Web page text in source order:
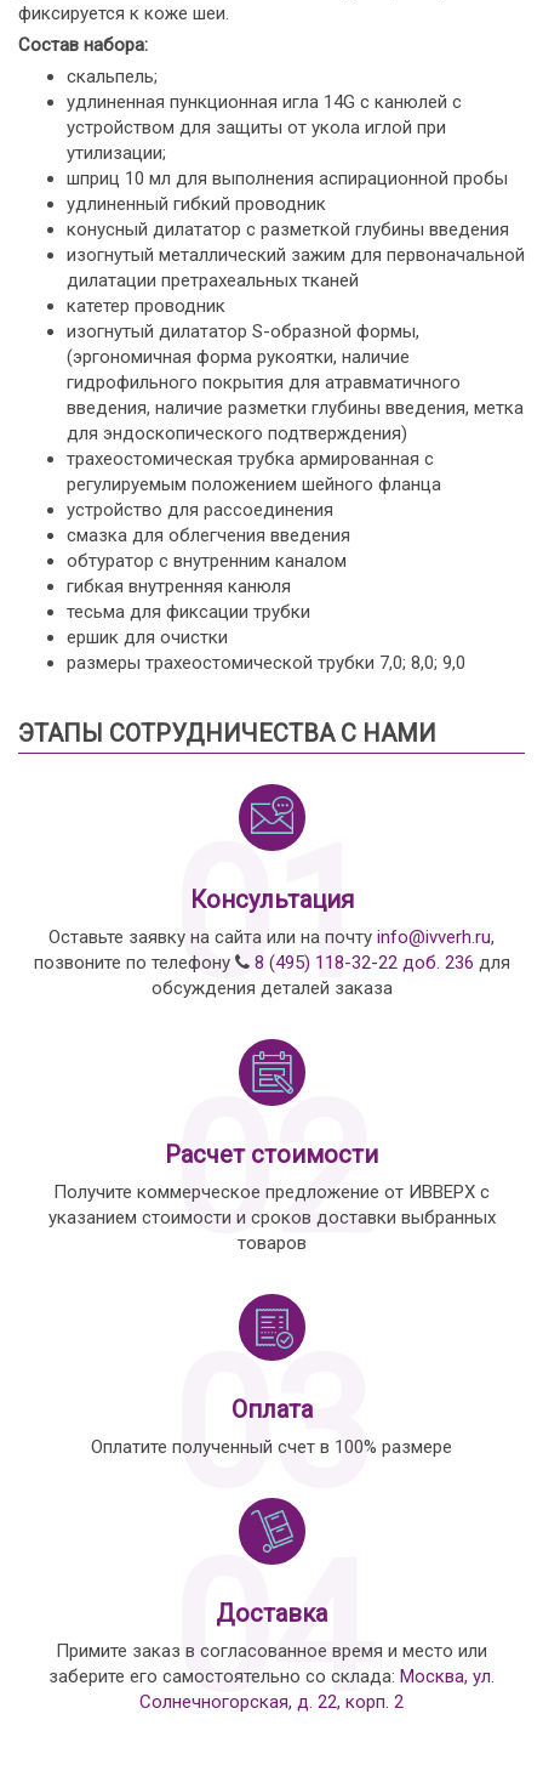
фиксируется к коже шеи.
Состав набора:
скальпель;
удлиненная пункционная игла 14G с канюлей с
устройством для защиты от укола иглой при
утилизации;
шприц 10 мл для выполнения аспирационной пробы
удлиненный гибкий проводник
конусный дилататор с разметкой глубины введения
изогнутый металлический зажим для первоначальной
дилатации претрахеальных тканей
катетер проводник
изогнутый дилататор S-образной формы,
(эргономичная форма рукоятки, наличие
гидрофильного покрытия для атравматичного
введения, наличие разметки глубины введения, метка
для эндоскопического подтверждения)
трахеостомическая трубка армированная с
регулируемым положением шейного фланца
устройство для рассоединения
смазка для облегчения введения
обтуратор с внутренним каналом
гибкая внутренняя канюля
тесьма для фиксации трубки
ершик для очистки
размеры трахеостомической трубки 7,0; 8,0; 9,0
ЭТАПЫ СОТРУДНИЧЕСТВА С НАМИ
01
Консультация
Оставьте заявку на сайта или на почту info@ivverh.ru,
позвоните по телефону
8 (495) 118-32-22 доб. 236 для
обсуждения деталей заказа
02
Расчет стоимости
Получите коммерческое предложение от ИВВЕРХ с
указанием стоимости и сроков доставки выбранных
товаров
03
Оплата
Оплатите полученный счет в 100% размере
04
Доставка
Примите заказ в согласованное время и место или
заберите его самостоятельно со склада: Москва, ул.
Солнечногорская, д. 22, корп. 2